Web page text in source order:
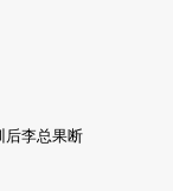
后李总果断